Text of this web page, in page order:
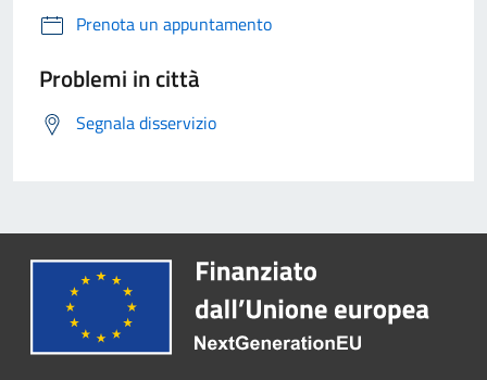
Prenota un appuntamento
Problemi in città
Segnala disservizio